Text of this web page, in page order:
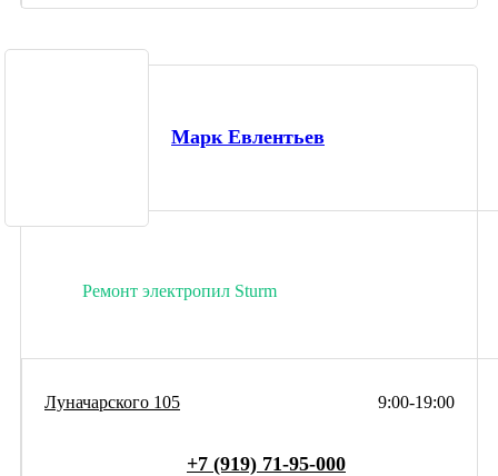
Марк Евлентьев
Ремонт электропил Sturm
9:00-19:00
Луначарского 105
+7 (919) 71-95-000